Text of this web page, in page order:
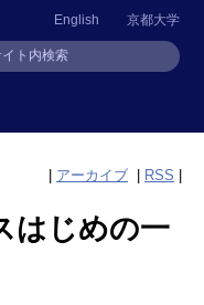
京都大学
English
| アーカイブ | RSS |
はじめの一